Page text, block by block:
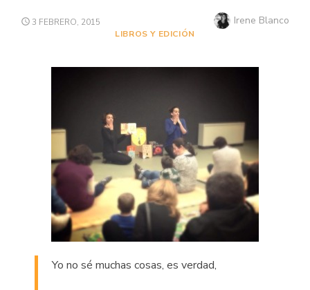
PUBLICADO
3 FEBRERO, 2015 Autor
Irene Blanco
LIBROS Y EDICIÓN
Yo no sé muchas cosas, es verdad,